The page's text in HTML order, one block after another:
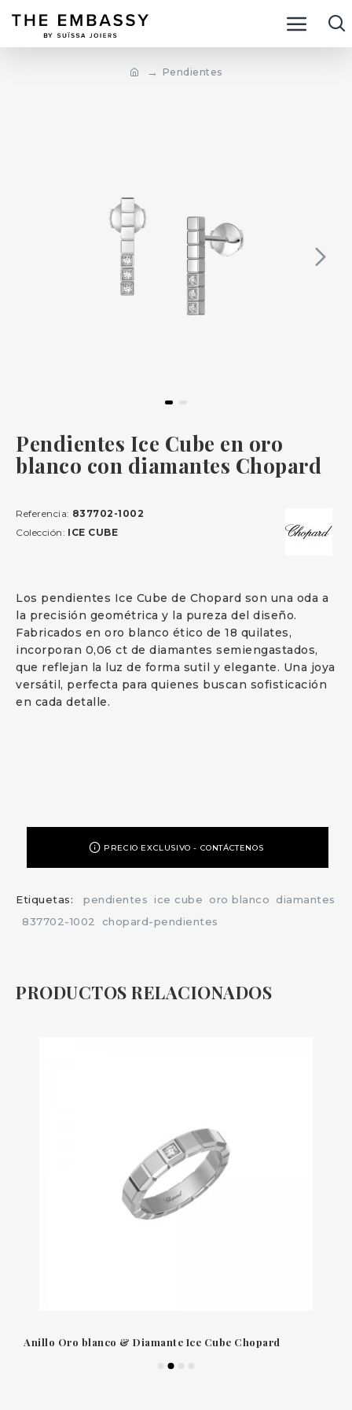
Pendientes
Pendientes Ice Cube en oro
blanco con diamantes Chopard
Los pendientes Ice Cube de Chopard son una oda a
la precisión geométrica y la pureza del diseño.
Fabricados en oro blanco ético de 18 quilates,
incorporan 0,06 ct de diamantes semiengastados,
que reflejan la luz de forma sutil y elegante. Una joya
versátil, perfecta para quienes buscan sofisticación
en cada detalle.
Referencia: 837702-1002
Colección: ICE CUBE
PRECIO EXCLUSIVO - CONTÁCTENOS
Etiquetas: pendientes ice cube oro blanco
diamantes
837702-1002
chopard-pendientes
PRODUCTOS RELACIONADOS
Anillo Oro blanco & Diamante Ice Cube Chopard